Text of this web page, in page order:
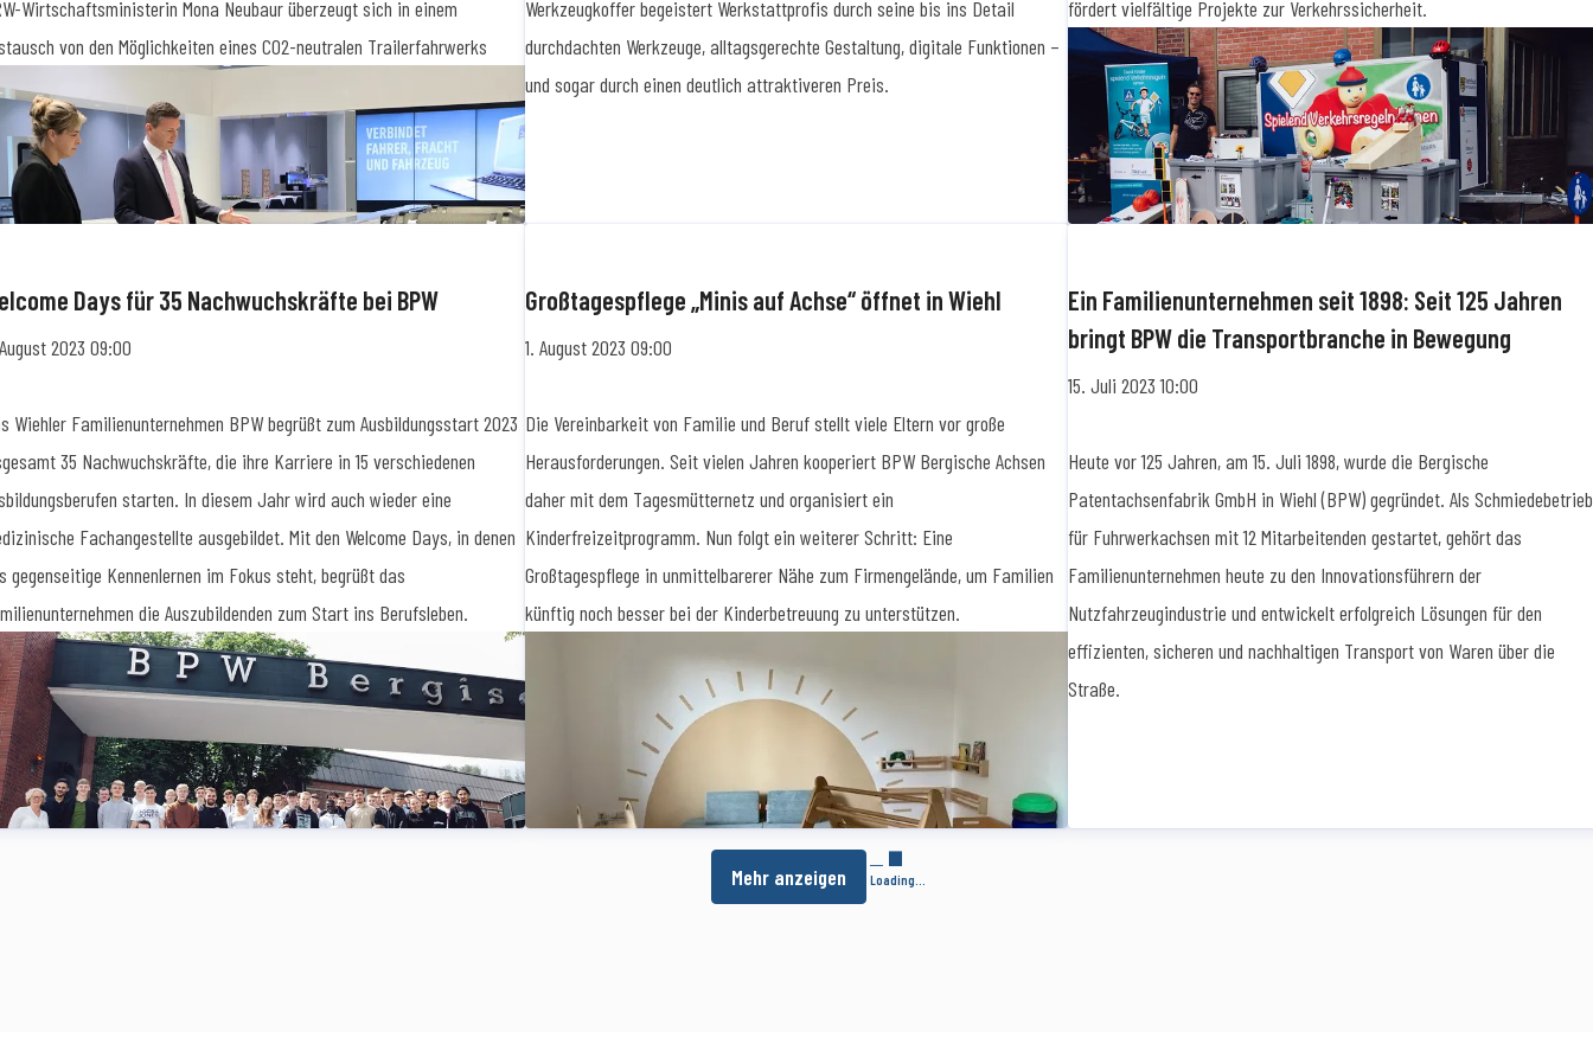
Wirtschaftsministerin Mona Neubaur überzeugt sich in einem
von den Möglichkeiten eines CO2-neutralen Trailerfahrwerks
Werkzeugkoffer begeistert Werkstattprofis durch seine bis ins Detail
durchdachten Werkzeuge, alltagsgerechte Gestaltung, digitale Funktionen –
und sogar durch einen deutlich attraktiveren Preis.
fördert vielfältige Projekte zur Verkehrssicherheit.
Days für 35 Nachwuchskräfte bei BPW
2023 09:00
Wiehler Familienunternehmen BPW begrüßt zum Ausbildungsstart 2023
35 Nachwuchskräfte, die ihre Karriere in 15 verschiedenen
starten. In diesem Jahr wird auch wieder eine
Fachangestellte ausgebildet. Mit den Welcome Days, in denen
gegenseitige Kennenlernen im Fokus steht, begrüßt das
die Auszubildenden zum Start ins Berufsleben.
Großtagespflege „Minis auf Achse“ öffnet in Wiehl
1. August 2023 09:00
Die Vereinbarkeit von Familie und Beruf stellt viele Eltern vor große
Herausforderungen. Seit vielen Jahren kooperiert BPW Bergische Achsen
daher mit dem Tagesmütternetz und organisiert ein
Kinderfreizeitprogramm. Nun folgt ein weiterer Schritt: Eine
Großtagespflege in unmittelbarerer Nähe zum Firmengelände, um Familien
künftig noch besser bei der Kinderbetreuung zu unterstützen.
Ein Familienunternehmen seit 1898: Seit 125 Jahren
bringt BPW die Transportbranche in Bewegung
15. Juli 2023 10:00
Heute vor 125 Jahren, am 15. Juli 1898, wurde die Bergische
Patentachsenfabrik GmbH in Wiehl (BPW) gegründet. Als Schmiedebetrieb
für Fuhrwerkachsen mit 12 Mitarbeitenden gestartet, gehört das
Familienunternehmen heute zu den Innovationsführern der
Nutzfahrzeugindustrie und entwickelt erfolgreich Lösungen für den
effizienten, sicheren und nachhaltigen Transport von Waren über die
Straße.
Mehr anzeigen Loading...